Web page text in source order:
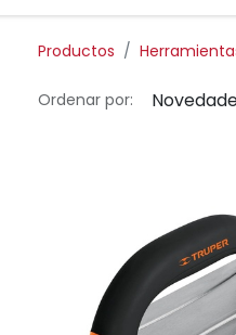
Productos
Ordenar por: